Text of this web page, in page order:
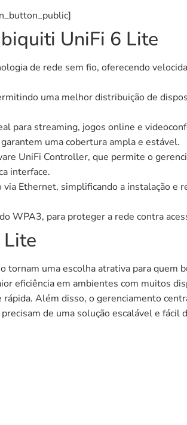
UniFi 6 Lite
de rede sem fio, oferecendo
uma melhor distribuição de
para streaming, jogos online e
uma cobertura ampla e estável.
UniFi Controller, que permite o
interface.
Ethernet, simplificando a instalação e
WPA3, para proteger a rede contra
uma escolha atrativa para quem
eficiência em ambientes com muitos
Além disso, o gerenciamento
de uma solução escalável e fácil